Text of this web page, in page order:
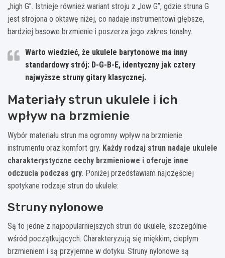
„high G”. Istnieje również wariant stroju z „low G”, gdzie struna G
jest strojona o oktawę niżej, co nadaje instrumentowi głębsze,
bardziej basowe brzmienie i poszerza jego zakres tonalny.
Warto wiedzieć, że ukulele barytonowe ma inny
standardowy strój: D-G-B-E, identyczny jak cztery
najwyższe struny gitary klasycznej.
Materiały strun ukulele i ich
wpływ na brzmienie
Wybór materiału strun ma ogromny wpływ na brzmienie
instrumentu oraz komfort gry. Każdy rodzaj strun nadaje ukulele
charakterystyczne cechy brzmieniowe i oferuje inne
odczucia podczas gry. Poniżej przedstawiam najczęściej
spotykane rodzaje strun do ukulele:
Struny nylonowe
Są to jedne z najpopularniejszych strun do ukulele, szczególnie
wśród początkujących. Charakteryzują się miękkim, ciepłym
brzmieniem i są przyjemne w dotyku. Struny nylonowe są